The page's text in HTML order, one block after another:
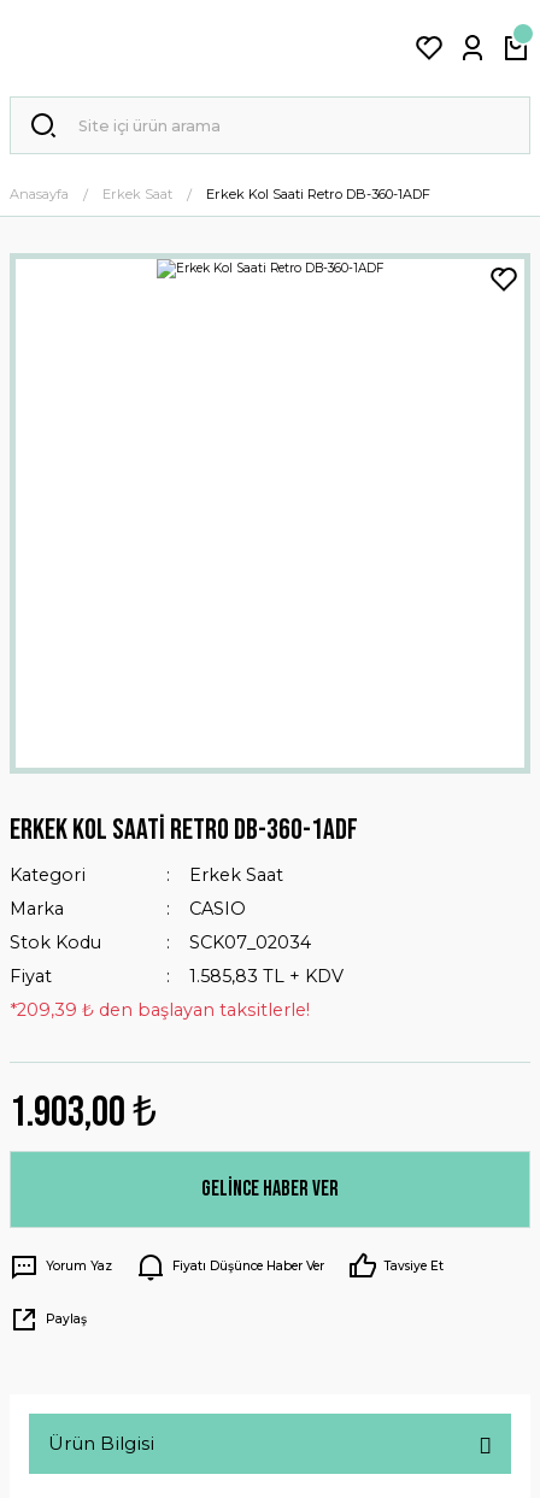
Anasayfa Erkek Saat Erkek Kol Saati Retro DB-360-1ADF
Erkek Kol Saati Retro DB-360-1ADF
Kategori
Erkek Saat
Marka
CASIO
Stok Kodu
SCK07_02034
Fiyat
1.585,83 TL + KDV
*209,39 ₺ den başlayan taksitlerle!
1.903,00 ₺
Gelince Haber Ver
Yorum Yaz Fiyatı Düşünce Haber Ver Tavsiye Et
Paylaş
Ürün Bilgisi